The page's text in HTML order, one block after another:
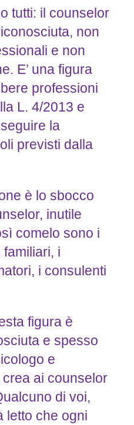
tutti: il counselor
non
e non
E’ una figura
professioni
L. 4/2013 e
la
previsti dalla
è lo sbocco
inutile
comelo sono i
i
i consulenti
figura è
e spesso
e
crea ai counselor
di voi,
letto che ogni